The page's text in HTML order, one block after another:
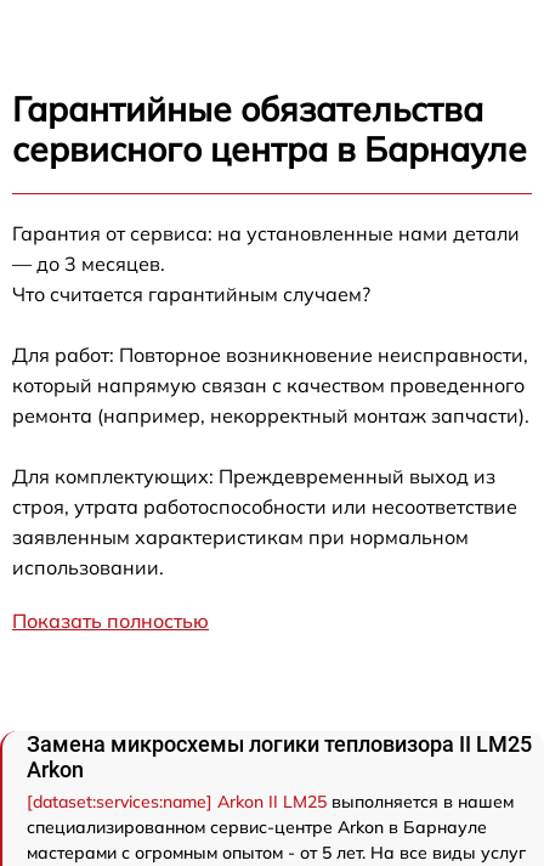
Гарантийные обязательства
сервисного центра в Барнауле
Гарантия от сервиса: на установленные нами детали
— до 3 месяцев.
Что считается гарантийным случаем?
Для работ: Повторное возникновение неисправности,
который напрямую связан с качеством проведенного
ремонта (например, некорректный монтаж запчасти).
Для комплектующих: Преждевременный выход из
строя, утрата работоспособности или несоответствие
заявленным характеристикам при нормальном
использовании.
Показать полностью
Замена микросхемы логики тепловизора II LM25
Arkon
[dataset:services:name] Arkon II LM25 выполняется в нашем
специализированном сервис-центре Arkon в Барнауле
мастерами с огромным опытом - от 5 лет. На все виды услуг